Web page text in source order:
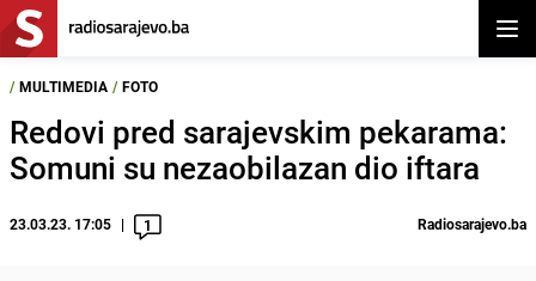
/ MULTIMEDIA / FOTO
Redovi pred sarajevskim pekarama:
Somuni su nezaobilazan dio iftara
23.03.23. 17:05 1 Radiosarajevo.ba